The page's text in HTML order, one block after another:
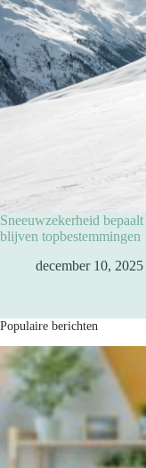
Sneeuwzekerheid
blijven topbestemmingen
december 10, 2025
Populaire berichten